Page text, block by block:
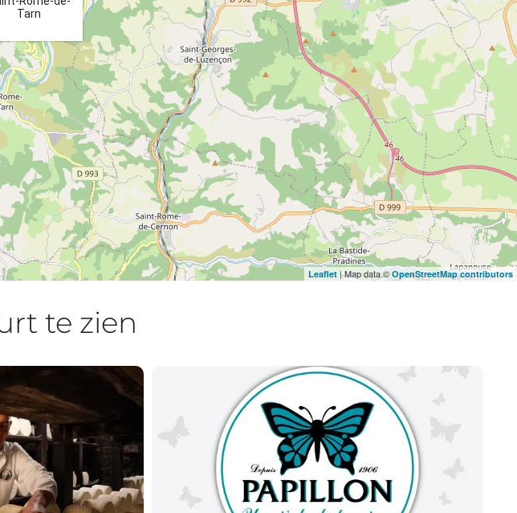
Tarn
Leaflet | Map data © OpenStreetMap contributors
te zien